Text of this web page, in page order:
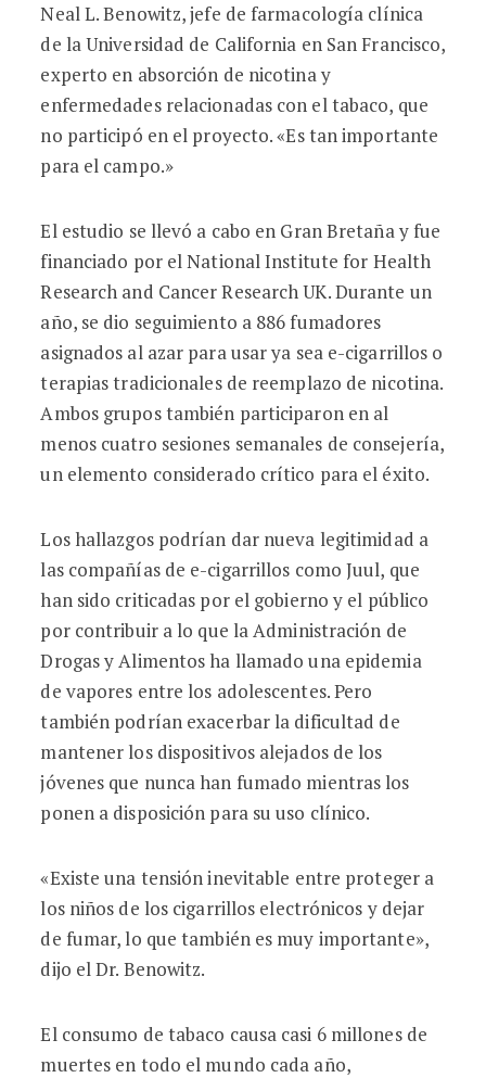
Neal L. Benowitz, jefe de farmacología clínica
de la Universidad de California en San Francisco,
experto en absorción de nicotina y
enfermedades relacionadas con el tabaco, que
no participó en el proyecto. «Es tan importante
para el campo.»
El estudio se llevó a cabo en Gran Bretaña y fue
financiado por el National Institute for Health
Research and Cancer Research UK. Durante un
año, se dio seguimiento a 886 fumadores
asignados al azar para usar ya sea e-cigarrillos o
terapias tradicionales de reemplazo de nicotina.
Ambos grupos también participaron en al
menos cuatro sesiones semanales de consejería,
un elemento considerado crítico para el éxito.
Los hallazgos podrían dar nueva legitimidad a
las compañías de e-cigarrillos como Juul, que
han sido criticadas por el gobierno y el público
por contribuir a lo que la Administración de
Drogas y Alimentos ha llamado una epidemia
de vapores entre los adolescentes. Pero
también podrían exacerbar la dificultad de
mantener los dispositivos alejados de los
jóvenes que nunca han fumado mientras los
ponen a disposición para su uso clínico.
«Existe una tensión inevitable entre proteger a
los niños de los cigarrillos electrónicos y dejar
de fumar, lo que también es muy importante»,
dijo el Dr. Benowitz.
El consumo de tabaco causa casi 6 millones de
muertes en todo el mundo cada año,